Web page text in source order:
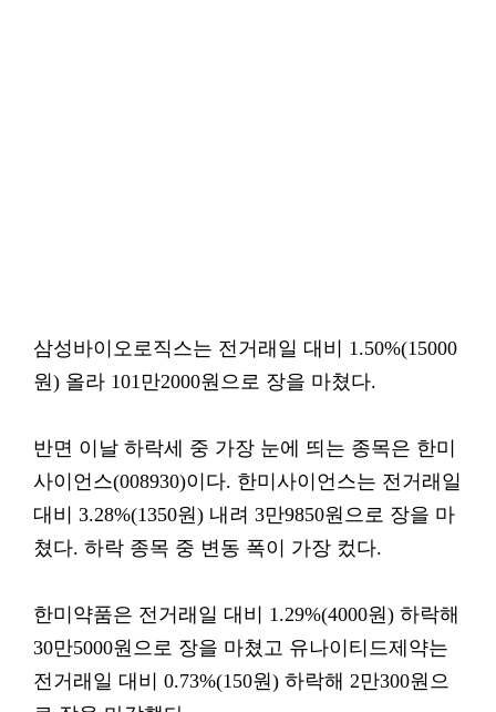
삼성바이오로직스는 전거래일 대비 1.50%(15000
원) 올라 101만2000원으로 장을 마쳤다.
반면 이날 하락세 중 가장 눈에 띄는 종목은 한미
사이언스(008930)이다. 한미사이언스는 전거래일
대비 3.28%(1350원) 내려 3만9850원으로 장을 마
쳤다. 하락 종목 중 변동 폭이 가장 컸다.
한미약품은 전거래일 대비 1.29%(4000원) 하락해
30만5000원으로 장을 마쳤고 유나이티드제약는
전거래일 대비 0.73%(150원) 하락해 2만300원으